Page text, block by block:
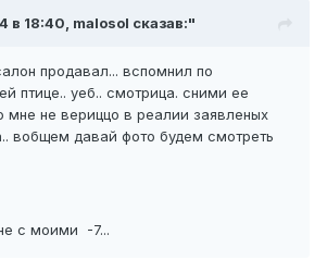
в 18:40, malosol сказав:"
продавал... вспомнил по
птице.. уеб.. смотрица. сними ее
мне не вериццо в реалии заявленых
вобщем давай фото будем смотреть
с моими -7...